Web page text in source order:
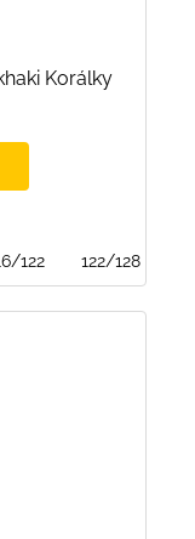
Korálky
122 122/128